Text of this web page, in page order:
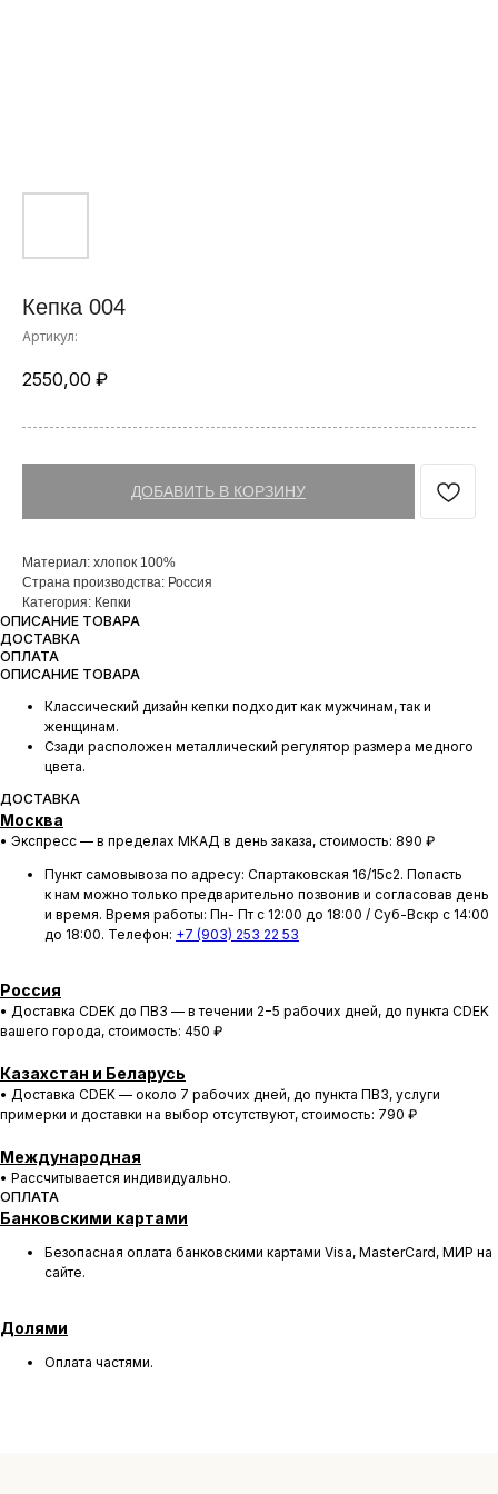
Кепка 004
Артикул:
2550,00 ₽
ДОБАВИТЬ В КОРЗИНУ
Материал: хлопок 100%
Страна производства: Россия
Категория: Кепки
ОПИСАНИЕ ТОВАРА
ДОСТАВКА
ОПЛАТА
ОПИСАНИЕ ТОВАРА
Классический дизайн кепки подходит как мужчинам, так и
женщинам.
Сзади расположен металлический регулятор размера медного
цвета.
ДОСТАВКА
Москва
• Экспресс — в пределах МКАД в день заказа, стоимость: 890 ₽
Пункт самовывоза по адресу: Спартаковская 16/15с2. Попасть
к нам можно только предварительно позвонив и согласовав день
и время. Время работы: Пн- Пт с 12:00 до 18:00 / Суб-Вскр с 14:00
до 18:00. Телефон: +7 (903) 253 22 53
Россия
• Доставка CDEK до ПВЗ — в течении 2−5 рабочих дней, до пункта CDEK
вашего города, cтоимость: 450 ₽
Казахстан и Беларусь
• Доставка CDEK — около 7 рабочих дней, до пункта ПВЗ, услуги
примерки и доставки на выбор отсутствуют, cтоимость: 790 ₽
Международная
• Рассчитывается индивидуально.
ОПЛАТА
Банковскими картами
Безопасная оплата банковскими картами Visa, MasterCard, МИР на
сайте.
Долями
Оплата частями.
Истории, которые мы носим «в кармане»